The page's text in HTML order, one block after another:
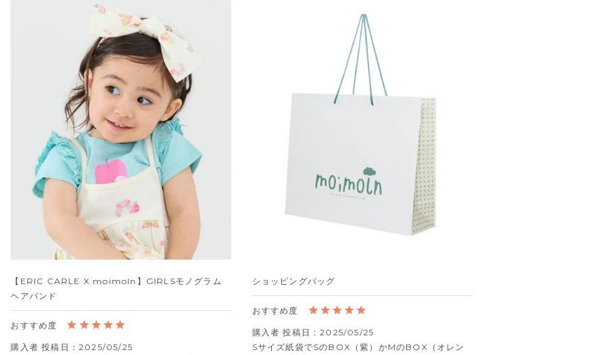
【ERIC CARLE X moimoln】GIRLSモノグラム
ヘアバンド
購入者 投稿日
2025/05/25
ショッピングバッグ
購入者 投稿日
2025/05/25
Sサイズ紙袋でSのBOX（紫）かMのBOX（オレン